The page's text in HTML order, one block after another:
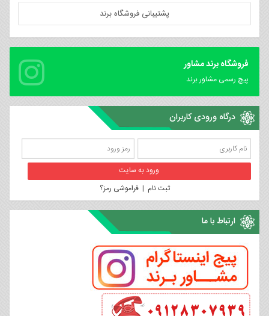
پشتیبانی فروشگاه برند
فروشگاه برند مشاور
پیچ رسمی مشاور برند
درگاه ورودی کاربران
ثبت نام |فراموشی رمز؟
ارتباط با ما